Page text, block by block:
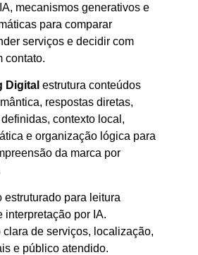
mecanismos generativos e
para comparar
serviços e decidir com
contato.
Digital estrutura conteúdos
respostas diretas,
contexto local,
e organização lógica para
da marca por
estruturado para leitura
interpretação por IA.
clara de serviços, localização,
e público atendido.